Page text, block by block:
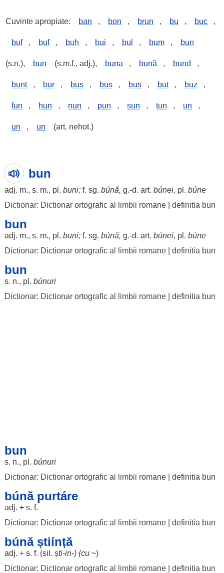
Cuvinte apropiate: ban , bon , brun , bu , buc ,
buf , buf , buh , bui , bul , bum , bun
(s.n.), bun (s.m.f., adj.), buna , bună , bund ,
bunt , bur , bus , buș , buș , but , buz ,
fun , hun , nun , pun , sun , tun , un ,
un , un (art. nehot.)
bun
adj. m., s. m., pl. buni;f. sg. búnă, g.-d. art. búnei, pl. búne
Dictionar: Dictionar ortografic al limbii romane| definitia bun
bun
adj. m., s. m., pl. buni;f. sg. búnă, g.-d. art. búnei, pl. búne
Dictionar: Dictionar ortografic al limbii romane| definitia bun
bun
s. n., pl. búnuri
Dictionar: Dictionar ortografic al limbii romane| definitia bun
bun
s. n., pl. búnuri
Dictionar: Dictionar ortografic al limbii romane| definitia bun
búnă purtáre
adj. + s. f.
Dictionar: Dictionar ortografic al limbii romane| definitia bun
búnă știínță
adj. + s. f. (sil . ști-in-) (cu ~)
Dictionar: Dictionar ortografic al limbii romane| definitia bun